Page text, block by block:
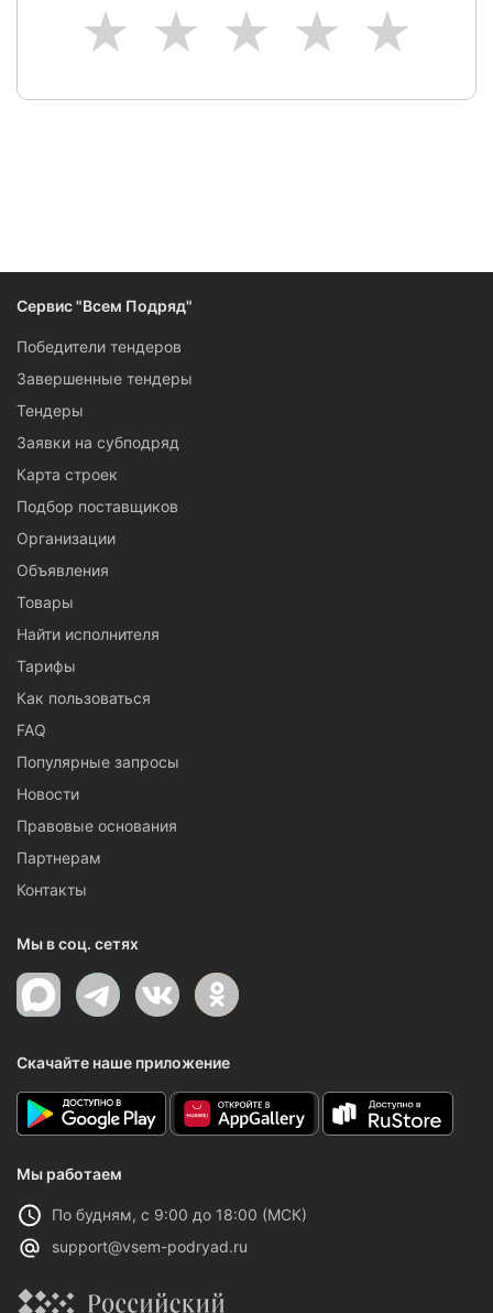
5
4
3
2
1
Сервис "Всем Подряд"
Победители тендеров
Завершенные тендеры
Тендеры
Заявки на субподряд
Карта строек
Подбор поставщиков
Организации
Объявления
Товары
Найти исполнителя
Тарифы
Как пользоваться
FAQ
Популярные запросы
Новости
Правовые основания
Партнерам
Контакты
Мы в соц. сетях
Скачайте наше приложение
Мы работаем
По будням, с 9:00 до 18:00 (МСК)
support@vsem-podryad.ru